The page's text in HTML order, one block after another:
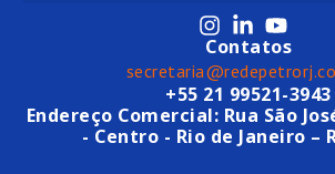
Contatos
+55 21 99521-3943
Endereço Comercial: Rua São
- Centro - Rio de Janeiro –